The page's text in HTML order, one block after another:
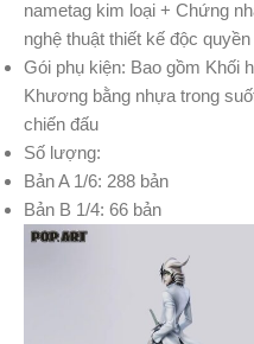
nametag kim loại + Chứng
nghệ thuật thiết kế độc quyền
Gói phụ kiện: Bao gồm Khối
Khương bằng nhựa trong
chiến đấu
Số lượng:
Bản A 1/6: 288 bản
Bản B 1/4: 66 bản